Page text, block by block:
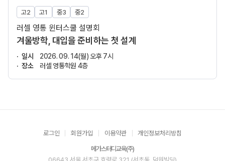
고2 고1 중3 중2
러셀 영통 윈터스쿨 설명회
겨울방학, 대입을 준비하는 첫 설계
일시
2026. 09. 14(월) 오후 7시
장소
러셀 영통학원 4층
로그인 회원가입 이용약관 개인정보처리방침
메가스터디교육(주)